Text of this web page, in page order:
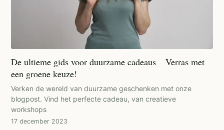
De ultieme gids voor duurzame cadeaus – Verras met
een groene keuze!
Verken de wereld van duurzame geschenken met onze
blogpost. Vind het perfecte cadeau, van creatieve
workshops
17 december 2023